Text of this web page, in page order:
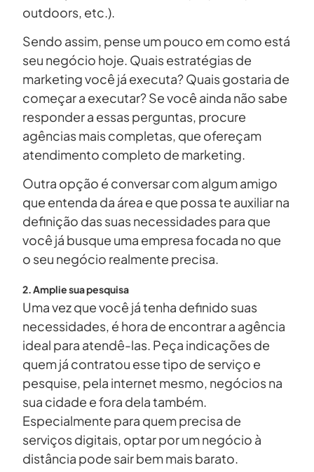
outdoors, etc.).
Sendo assim, pense um pouco em como está
seu negócio hoje. Quais estratégias de
marketing você já executa? Quais gostaria de
começar a executar? Se você ainda não sabe
responder a essas perguntas, procure
agências mais completas, que ofereçam
atendimento completo de marketing.
Outra opção é conversar com algum amigo
que entenda da área e que possa te auxiliar na
definição das suas necessidades para que
você já busque uma empresa focada no que
o seu negócio realmente precisa.
2. Amplie sua pesquisa
Uma vez que você já tenha definido suas
necessidades, é hora de encontrar a agência
ideal para atendê-las. Peça indicações de
quem já contratou esse tipo de serviço e
pesquise, pela internet mesmo, negócios na
sua cidade e fora dela também.
Especialmente para quem precisa de
serviços digitais, optar por um negócio à
distância pode sair bem mais barato.